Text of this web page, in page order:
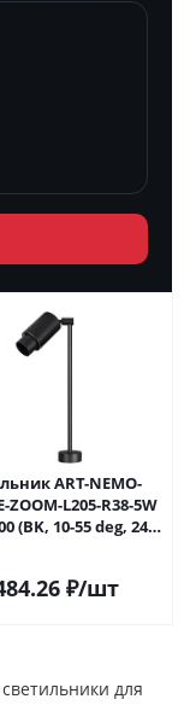
ART-NEMO-
ZOOM-L205-R38-5W
(BK, 10-55 deg, 24V)
₽/шт
для